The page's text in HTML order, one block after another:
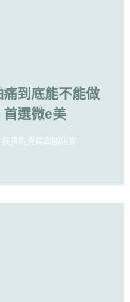
痛到底能不能做
選微e美
真的覺得做臉店家